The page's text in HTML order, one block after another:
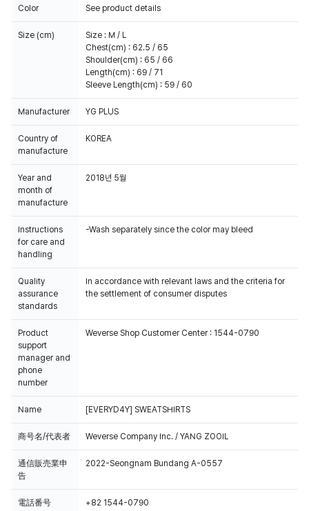
Color See product details
Size (cm)
Size : M / L
Chest(cm) : 62.5 / 65
Shoulder(cm) : 65 / 66
Length(cm) : 69 / 71
Sleeve Length(cm) : 59 / 60
Manufacturer YG PLUS
Country of
manufacture
KOREA
Year and
month of
manufacture
2018년 5월
Instructions
for care and
handling
-Wash separately since the color may bleed
Quality
assurance
standards
In accordance with relevant laws and the criteria for
the settlement of consumer disputes
Product
support
manager and
phone
number
Weverse Shop Customer Center : 1544-0790
Name [EVERYD4Y] SWEATSHIRTS
商号名/代表者 Weverse Company Inc. / YANG ZOOIL
通信販売業申
告
2022-Seongnam Bundang A-0557
電話番号 +82 1544-0790